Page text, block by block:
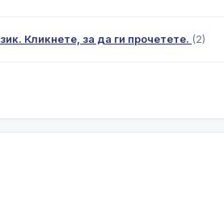
Кликнете, за да ги прочетете. (2)